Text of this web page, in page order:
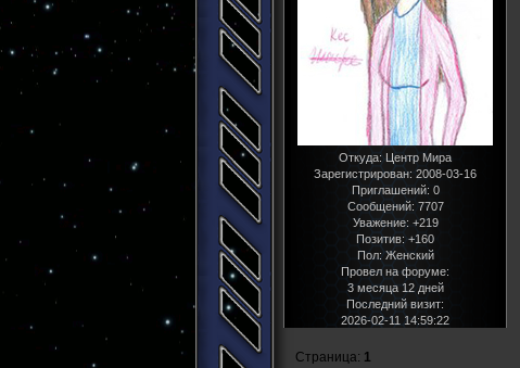
Откуда: Центр Мира
Зарегистрирован: 2008-03-16
Приглашений: 0
Сообщений: 7707
Уважение: +219
Позитив: +160
Пол:Женский
Провел на форуме:
3 месяца 12 дней
Последний визит:
2026-02-11 14:59:22
Страница: 1